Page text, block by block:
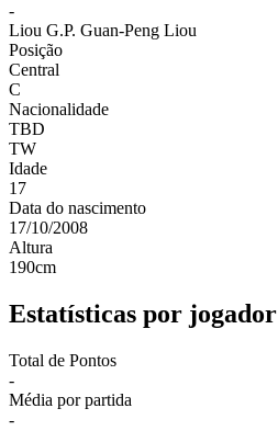
-
Liou G.P. Guan-Peng Liou
Posição
Central
C
Nacionalidade
TBD
TW
Idade
17
Data do nascimento
17/10/2008
Altura
190cm
Estatísticas por jogador
Total de Pontos
-
Média por partida
-